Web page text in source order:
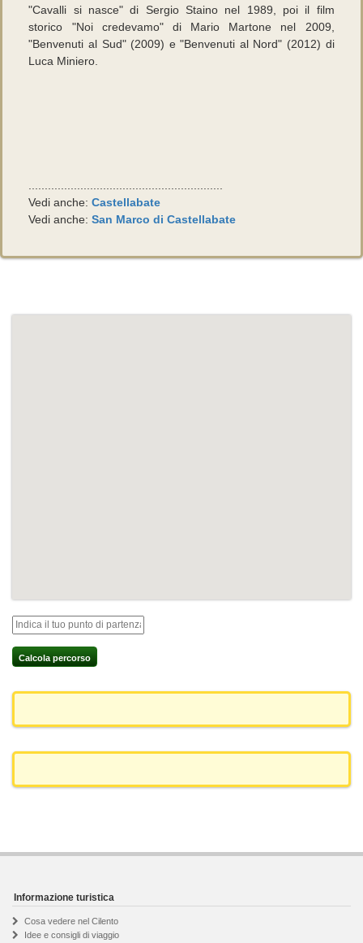
"Cavalli si nasce" di Sergio Staino nel 1989, poi il film
storico "Noi credevamo" di Mario Martone nel 2009,
"Benvenuti al Sud" (2009) e "Benvenuti al Nord" (2012) di
Luca Miniero.
Vedi anche:Castellabate
Vedi anche:San Marco di Castellabate
Calcola percorso
Informazione turistica
Cosa vedere nel Cilento
Idee e consigli di viaggio